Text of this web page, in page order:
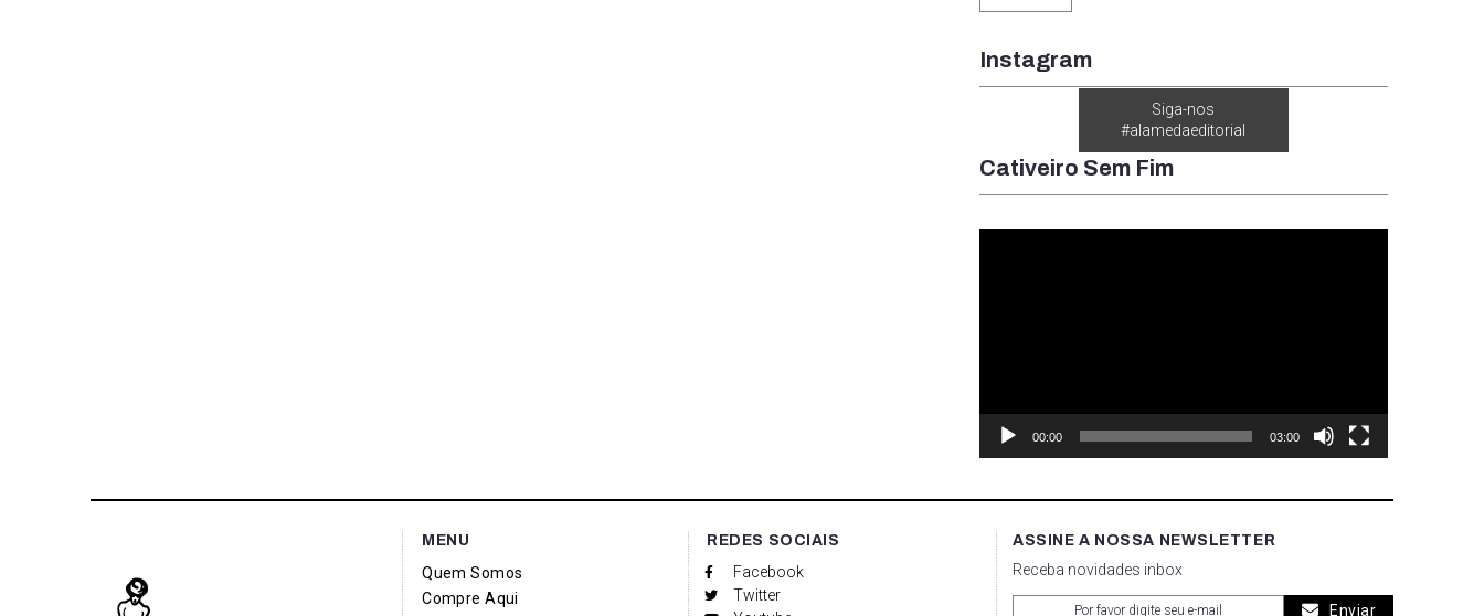
Instagram
Siga-nos
#alamedaeditorial
Cativeiro Sem Fim
00:00 03:00
MENU
Quem Somos
Compre Aqui
REDES SOCIAIS
Facebook
Twitter
ASSINE A NOSSA NEWSLETTER
Receba novidades inbox
Enviar